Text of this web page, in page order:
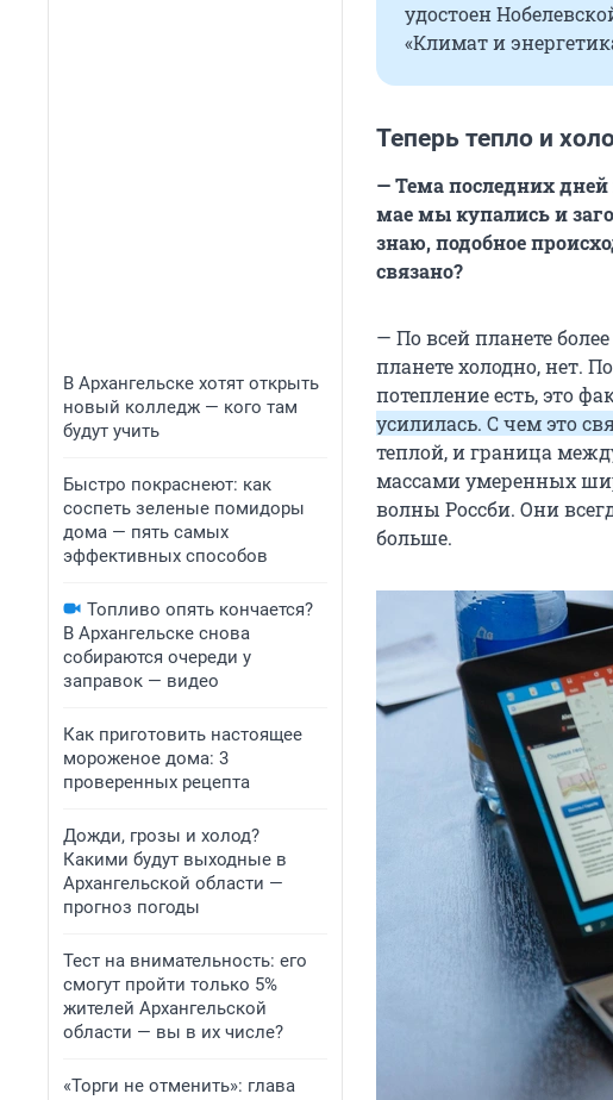
В Архангельске хотят открыть
новый колледж — кого там
будут учить
Быстро покраснеют: как
соспеть зеленые помидоры
дома — пять самых
эффективных способов
Топливо опять кончается?
В Архангельске снова
собираются очереди у
заправок — видео
Как приготовить настоящее
мороженое дома: 3
проверенных рецепта
Дожди, грозы и холод?
Какими будут выходные в
Архангельской области —
прогноз погоды
Тест на внимательность: его
смогут пройти только 5%
жителей Архангельской
области — вы в их числе?
«Торги не отменить»: глава
удостоен
«Климат и
Теперь тепло и
— Тема последних
мае мы купались и
знаю, подобное
связано?
— По всей планете
планете холодно, нет.
потепление есть, это
усилилась. С чем это
теплой, и граница
массами умеренных
волны Россби. Они
больше.